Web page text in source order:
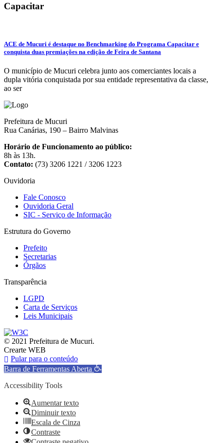
Capacitar
ACE de Mucuri é destaque no Benchmarking do Programa Capacitar e
conquista duas premiações na edição de Feira de Santana
O município de Mucuri celebra junto aos comerciantes locais a
dupla vitória conquistada por sua entidade representativa da classe,
ao ser
Prefeitura de Mucuri
Rua Canárias, 190 – Bairro Malvinas
Horário de Funcionamento ao público:
8h às 13h.
Contato: (73) 3206 1221 / 3206 1223
Ouvidoria
Fale Conosco
Ouvidoria Geral
SIC - Serviço de Informação
Estrutura do Governo
Prefeito
Secretarias
Órgãos
Transparência
LGPD
Carta de Serviços
Leis Municipais
© 2021 Prefeitura de Mucuri.
Crearte WEB
Pular para o conteúdo
Barra de Ferramentas Aberta
Accessibility Tools
Aumentar texto
Diminuir texto
Escala de Cinza
Contraste